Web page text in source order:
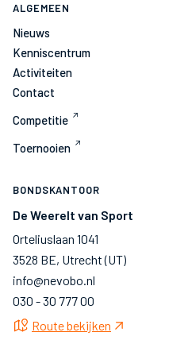
ALGEMEEN
Nieuws
Kenniscentrum
Activiteiten
Contact
Competitie
Toernooien
BONDSKANTOOR
De Weerelt van Sport
Orteliuslaan 1041
3528 BE, Utrecht (UT)
info@nevobo.nl
030 - 30 777 00
Route bekijken